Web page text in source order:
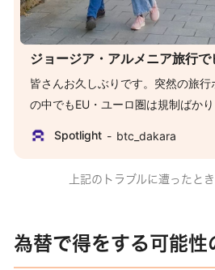
ジョージア・アルメニア旅行
皆さんお久しぶりです。突然の旅
の中でもEU・ユーロ圏は規制ばか
Spotlight btc_dakara
上記のトラブルに遭ったと
為替で得をする可能性